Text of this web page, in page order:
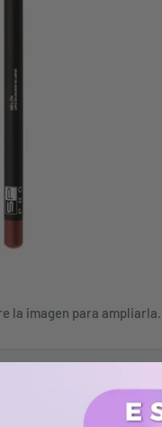
la imagen para ampliarla.